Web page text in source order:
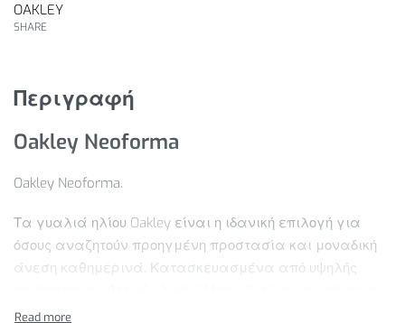
OAKLEY
SHARE
Περιγραφή
Oakley Neoforma
Oakley Neoforma.
Τα γυαλιά ηλίου Oakley είναι η ιδανική επιλογή για
όσους αναζητούν προηγμένη προστασία και μοναδική
άνεση καθημερινά. Κατασκευασμένα από υψηλής
ελαφριά και εξαιρετικά ανθεκτικά. Εξοπλισμένα με